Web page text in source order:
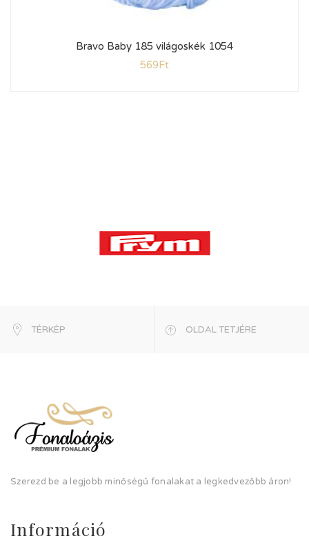
Bravo Baby 185 világoskék 1054
569Ft
TÉRKÉP OLDAL TETJÉRE
Szerezd be a legjobb minőségű fonalakat a legkedvezőbb áron!
Információ